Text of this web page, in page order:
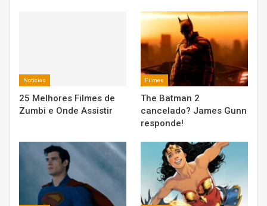
Notícias
25 Melhores Filmes de
Zumbi e Onde Assistir
Filmes
The Batman 2
cancelado? James Gunn
responde!